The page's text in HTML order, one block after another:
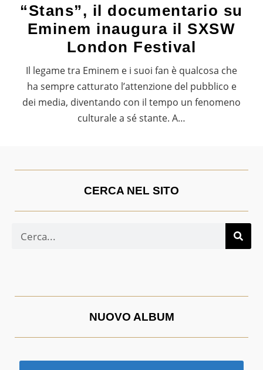
“Stans”, il documentario su
Eminem inaugura il SXSW
London Festival
Il legame tra Eminem e i suoi fan è qualcosa che
ha sempre catturato l’attenzione del pubblico e
dei media, diventando con il tempo un fenomeno
culturale a sé stante. A…
CERCA NEL SITO
NUOVO ALBUM